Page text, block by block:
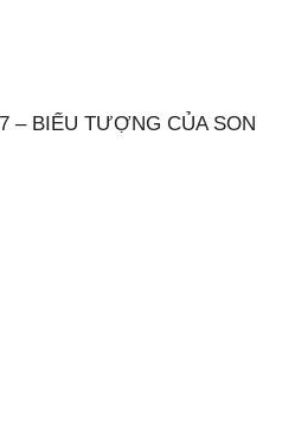
– BIỂU TƯỢNG CỦA SON